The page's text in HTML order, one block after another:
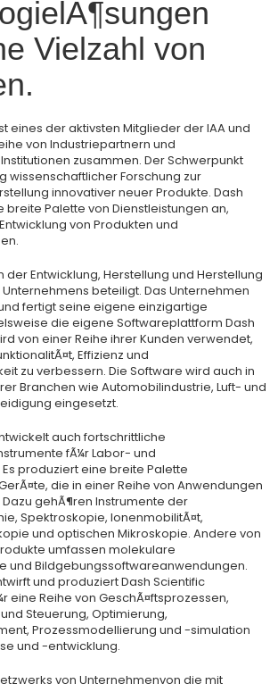
Vielzahl von
eines der aktivsten Mitglieder der IAA und
von Industriepartnern und
zusammen. Der Schwerpunkt
wissenschaftlicher Forschung zur
innovativer neuer Produkte. Dash
breite Palette von Dienstleistungen an,
von Produkten und
der Entwicklung, Herstellung und Herstellung
beteiligt. Das Unternehmen
fertigt seine eigene einzigartige
die eigene Softwareplattform Dash
von einer Reihe ihrer Kunden verwendet,
Effizienz und
zu verbessern. Die Software wird auch in
Branchen wie Automobilindustrie, Luft- und
eingesetzt.
auch fortschrittliche
fÃ¼r Labor- und
produziert eine breite Palette
die in einer Reihe von Anwendungen
gehÃ¶ren Instrumente der
Spektroskopie, IonenmobilitÃ¤t,
und optischen Mikroskopie. Andere von
umfassen molekulare
und Bildgebungssoftwareanwendungen.
und produziert Dash Scientific
eine Reihe von GeschÃ¤ftsprozessen,
Steuerung, Optimierung,
Prozessmodellierung und -simulation
und -entwicklung.
von Unternehmenvon die mit